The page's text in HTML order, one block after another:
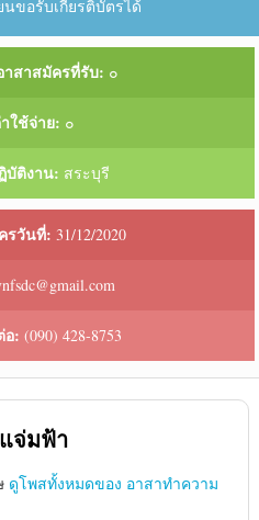
ขอรับเกียรติบัตรได้
สาสมัครที่รับ: ๐
ใช้จ่าย: ๐
ติงาน: สระบุรี
รวันที่: 31/12/2020
อ: (090) 428-8753
จ่มฟ้า
ดูโพสทั้งหมดของ อาสาทำความ